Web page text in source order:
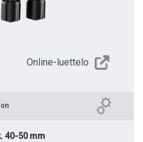
Online-luettelo
40-50 mm